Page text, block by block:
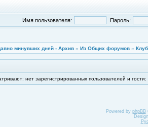
Имя пользователя: Пароль:
минувших дней - Архив » Из Общих форумов »
нет зарегистрированных пользователей и гости:
Powered by phpBB